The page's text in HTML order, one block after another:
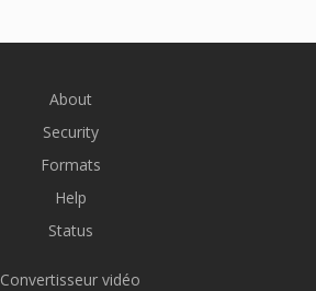
About
Security
Formats
Help
Status
Convertisseur vidéo